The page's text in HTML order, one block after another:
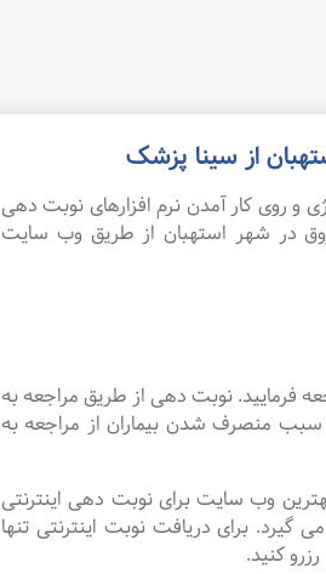
از سینا پزشک
روی کار آمدن نرم افزارهای نوبت دهی
در شهر استهبان از طریق وب سایت
فرمایید. نوبت دهی از طریق مراجعه به
سبب منصرف شدن بیماران از مراجعه به
وب سایت برای نوبت دهی اینترنتی
برای دریافت نوبت اینترنتی تنها
کنید.